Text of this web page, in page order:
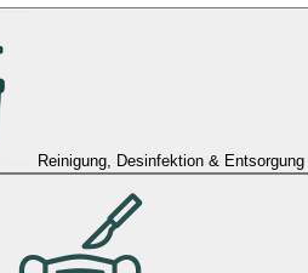
Reinigung, Desinfektion & Entsorgung